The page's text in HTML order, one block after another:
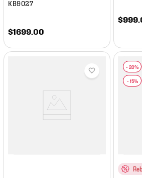
KB9027
$1699 .00
$999 .